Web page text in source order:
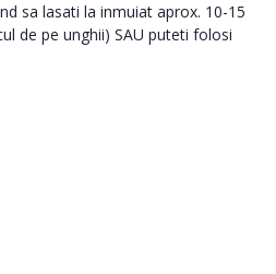
sa lasati la inmuiat aprox. 10-15
de pe unghii) SAU puteti folosi